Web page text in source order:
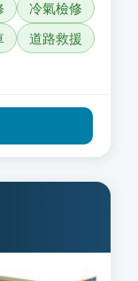
冷氣檢修
道路救援